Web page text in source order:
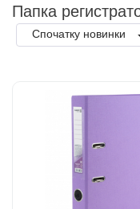
Папка
Спочатку новинки